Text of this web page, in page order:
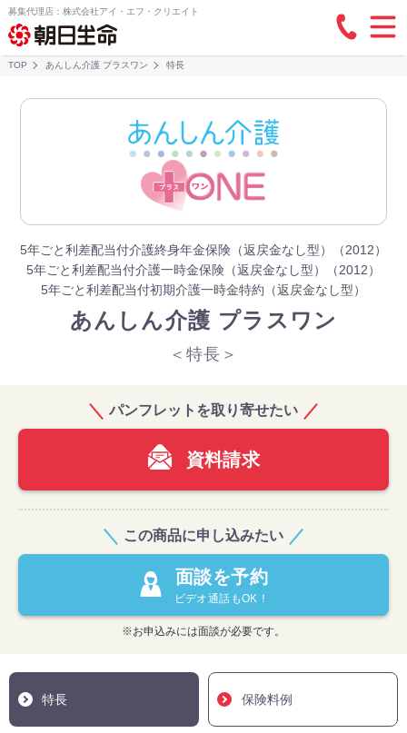
募集代理店：株式会社アイ・エフ・クリエイト
TOP あんしん介護 プラスワン 特長
5年ごと利差配当付介護終身年金保険（返戻金なし型）（2012）
5年ごと利差配当付介護一時金保険（返戻金なし型）（2012）
5年ごと利差配当付初期介護一時金特約（返戻金なし型）
あんしん介護 プラスワン
＜特長＞
パンフレットを取り寄せたい
資料請求
この商品に申し込みたい
面談を予約
ビデオ通話もOK！
※お申込みには面談が必要です。
特長 保険料例